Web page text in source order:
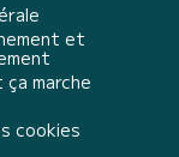
et
ça marche
cookies